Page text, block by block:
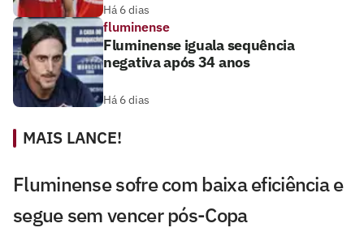
Há 6 dias
fluminense
Fluminense iguala sequência
negativa após 34 anos
Há 6 dias
MAIS LANCE!
Fluminense sofre com baixa eficiência e
segue sem vencer pós-Copa